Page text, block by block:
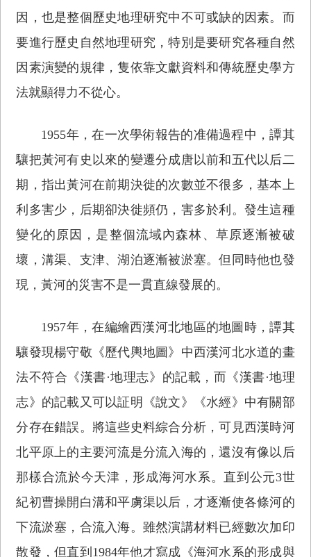
因，也是整個歷史地理研究中不可或缺的因素。而
要進行歷史自然地理研究，特別是要研究各種自然
因素演變的規律，隻依靠文獻資料和傳統歷史學方
法就顯得力不從心。
1955年，在一次學術報告的准備過程中，譚其
驤把黃河有史以來的變遷分成唐以前和五代以后二
期，指出黃河在前期決徙的次數並不很多，基本上
利多害少，后期卻決徙頻仍，害多於利。發生這種
變化的原因，是整個流域內森林、草原逐漸被破
壞，溝渠、支津、湖泊逐漸被淤塞。但同時他也發
現，黃河的災害不是一貫直線發展的。
1957年，在編繪西漢河北地區的地圖時，譚其
驤發現楊守敬《歷代輿地圖》中西漢河北水道的畫
法不符合《漢書·地理志》的記載，而《漢書·地理
志》的記載又可以証明《說文》《水經》中有關部
分存在錯誤。將這些史料綜合分析，可見西漢時河
北平原上的主要河流是分流入海的，還沒有像以后
那樣合流於今天津，形成海河水系。直到公元3世
紀初曹操開白溝和平虜渠以后，才逐漸使各條河的
下流淤塞，合流入海。雖然演講材料已經數次加印
散發，但直到1984年他才寫成《海河水系的形成與